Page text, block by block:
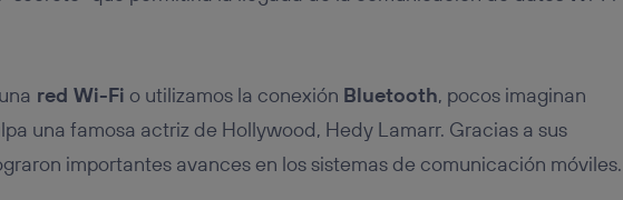
red Wi-Fi o utilizamos la conexión Bluetooth, pocos imaginan
una famosa actriz de Hollywood, Hedy Lamarr. Gracias a sus
importantes avances en los sistemas de comunicación móviles.
y consienta el uso de la tecnología recibirá el mismo identificador.
de las actividades de navegación de los miembros del hogar que
móviles
, el marketing será más personalizado, ya que se basará
navegación del usuario del móvil.